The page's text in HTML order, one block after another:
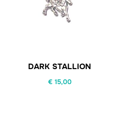
DARK STALLION
€ 15,00